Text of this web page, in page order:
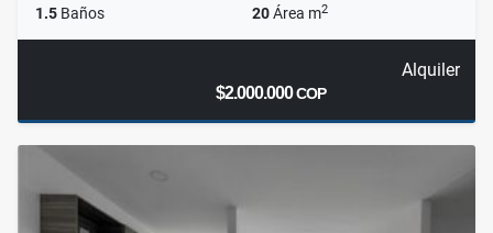
1.5 Baños 20Área m2
Alquiler
$2.000.000COP